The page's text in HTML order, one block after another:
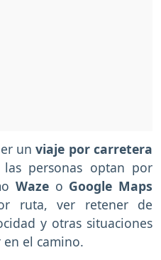
unviaje por carretera
personas optan por
Waze o Google Maps
ruta, ver retener de
y otras situaciones
el camino.